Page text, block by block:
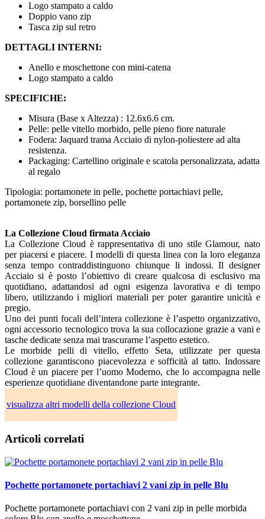
Logo stampato a caldo
Doppio vano zip
Tasca zip sul retro
DETTAGLI INTERNI:
Anello e moschettone con mini-catena
Logo stampato a caldo
SPECIFICHE:
Misura (Base x Altezza) : 12.6x6.6 cm.
Pelle: pelle vitello morbido, pelle pieno fiore naturale
Fodera: Jaquard trama Acciaio di nylon-poliestere ad alta
resistenza.
Packaging: Cartellino originale e scatola personalizzata, adatta
al regalo
Tipologia: portamonete in pelle, pochette portachiavi pelle,
portamonete zip, borsellino pelle
La Collezione Cloud firmata Acciaio
La Collezione Cloud è rappresentativa di uno stile Glamour, nato
per piacersi e piacere. I modelli di questa linea con la loro eleganza
senza tempo contraddistinguono chiunque li indossi. Il designer
Acciaio si è posto l’obiettivo di creare qualcosa di esclusivo ma
quotidiano, adattandosi ad ogni esigenza lavorativa e di tempo
libero, utilizzando i migliori materiali per poter garantire unicità e
pregio.
Uno dei punti focali dell’intera collezione è l’aspetto organizzativo,
ogni accessorio tecnologico trova la sua collocazione grazie a vani e
tasche dedicate senza mai trascurarne l’aspetto estetico.
Le morbide pelli di vitello, effetto Seta, utilizzate per questa
collezione garantiscono piacevolezza e sofficità al tatto. Indossare
Cloud è un piacere per l’uomo Moderno, che lo accompagna nelle
esperienze quotidiane diventandone parte integrante.
visualizza altri modelli della collezione Cloud
Articoli correlati
Pochette portamonete portachiavi 2 vani zip in pelle Blu
Pochette portamonete portachiavi con 2 vani zip in pelle morbida